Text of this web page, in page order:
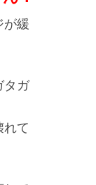
が緩
タガ
れて